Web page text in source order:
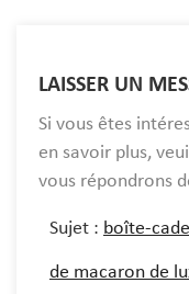
LAISSER UN
Si vous êtes
en savoir plus,
vous répondrons
Sujet : boîte-
de macaron de